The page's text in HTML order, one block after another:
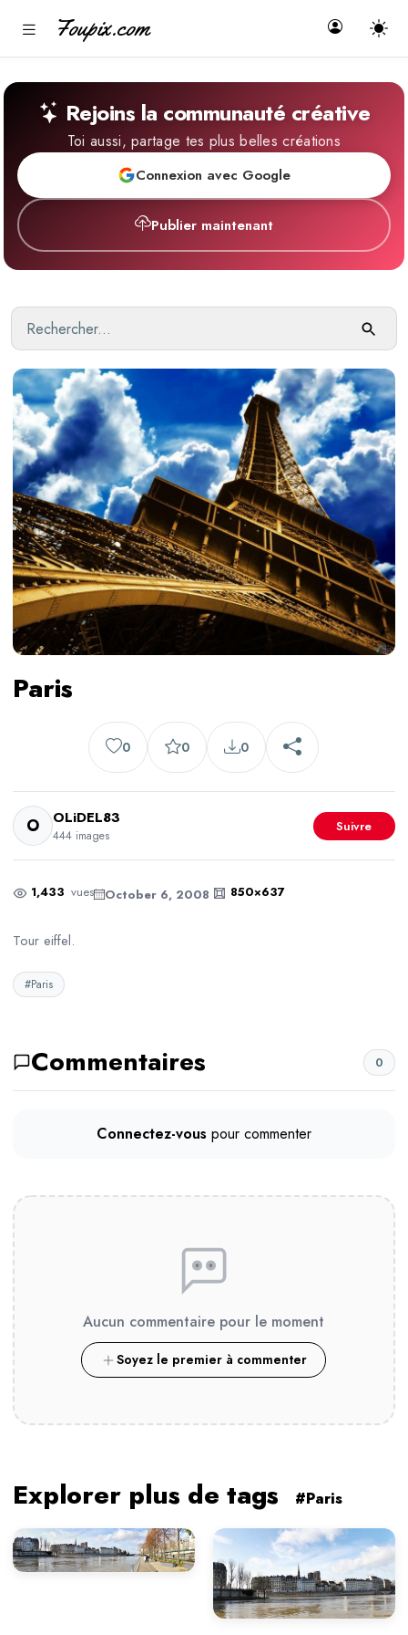
Foupix.com
Rejoins la communauté créative
Toi aussi, partage tes plus belles créations
Connexion avec Google
Publier maintenant
Paris
0 0 0
O OLiDEL83
444 images
Suivre
1,433 vues October 6, 2008 850×637
Tour eiffel.
#Paris
Commentaires 0
Connectez-vous pour commenter
Aucun commentaire pour le moment
Soyez le premier à commenter
Explorer plus de tags #Paris